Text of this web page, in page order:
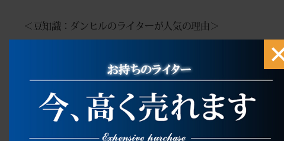
＜豆知識：ダンヒルのライターが人気の理由＞
ダンヒルのライターは、1920年代に登場して以来、エレガン
特に「ローラガス」タイプは操作性に優れ、長く愛用される
製造終了モデルやシルバー・ゴールド素材のものはプレミア
状態や付属品の有無によっても価格が大きく変動するため、